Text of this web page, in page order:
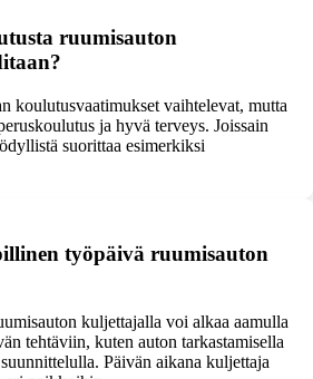
ruumisauton
koulutusvaatimukset vaihtelevat, mutta
ja hyvä terveys. Joissain
suorittaa esimerkiksi
työpäivä ruumisauton
kuljettajalla voi alkaa aamulla
tehtäviin, kuten auton tarkastamisella
Päivän aikana kuljettaja